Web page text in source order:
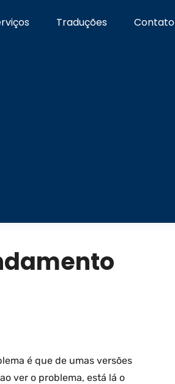
Traduções Contato
é que de umas versões
ver o problema, está lá o